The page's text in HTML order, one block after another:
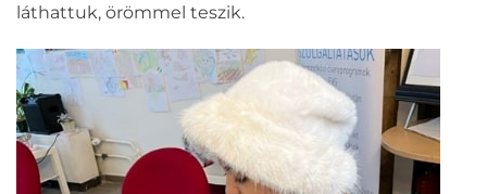
láthattuk, örömmel teszik.